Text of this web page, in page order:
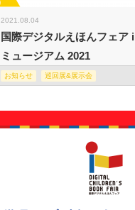
2021.08.04
国際デジタルえほんフェア
ミュージアム 2021
お知らせ 巡回展&展示会